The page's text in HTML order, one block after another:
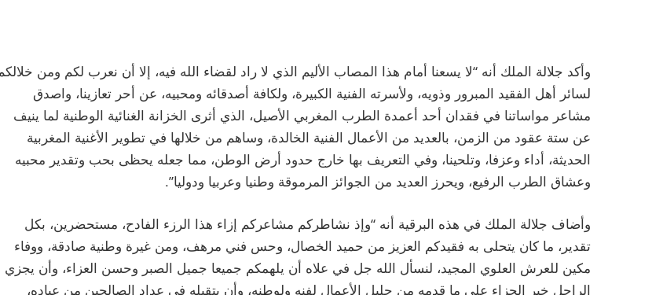
وأكد جلالة الملك أنه “لا يسعنا أمام هذا المصاب الأليم الذي لا راد لقضاء الله فيه، إلا أن نعرب لكم ومن
لسائر أهل الفقيد المبرور وذويه، ولأسرته الفنية الكبيرة، ولكافة أصدقائه ومحبيه، عن أحر تعازينا، واصدق
مشاعر مواساتنا في فقدان أحد أعمدة الطرب المغربي الأصيل، الذي أثرى الخزانة الغنائية الوطنية لما ينيف
عن ستة عقود من الزمن، بالعديد من الأعمال الفنية الخالدة، وساهم من خلالها في تطوير الأغنية المغربية
الحديثة، أداء وعزفا، وتلحينا، وفي التعريف بها خارج حدود أرض الوطن، مما جعله يحظى بحب وتقدير محبيه
وعشاق الطرب الرفيع، ويحرز العديد من الجوائز المرموقة وطنيا وعربيا ودوليا”.
وأضاف جلالة الملك في هذه البرقية أنه “وإذ نشاطركم مشاعركم إزاء هذا الرزء الفادح، مستحضرين، بكل
تقدير، ما كان يتحلى به فقيدكم العزيز من حميد الخصال، وحس فني مرهف، ومن غيرة وطنية صادقة، ووفاء
مكين للعرش العلوي المجيد، لنسأل الله جل في علاه أن يلهمكم جميعا جميل الصبر وحسن العزاء، وأن يجزي